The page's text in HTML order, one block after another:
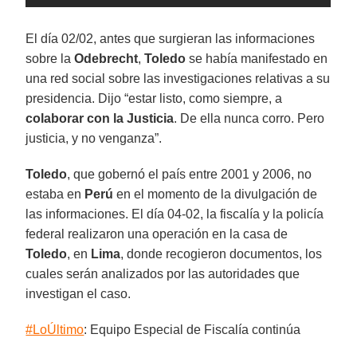
El día 02/02, antes que surgieran las informaciones
sobre laOdebrecht,Toledo se había manifestado en
una red social sobre las investigaciones relativas a su
presidencia. Dijo “estar listo, como siempre, a
colaborar con la Justicia. De ella nunca corro. Pero
justicia, y no venganza”.
Toledo, que gobernó el país entre 2001 y 2006, no
estaba en Perú en el momento de la divulgación de
las informaciones. El día 04-02, la fiscalía y la policía
federal realizaron una operación en la casa de
Toledo, en Lima, donde recogieron documentos, los
cuales serán analizados por las autoridades que
investigan el caso.
#LoÚltimo: Equipo Especial de Fiscalía continúa